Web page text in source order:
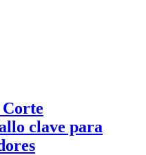
Corte
clave para